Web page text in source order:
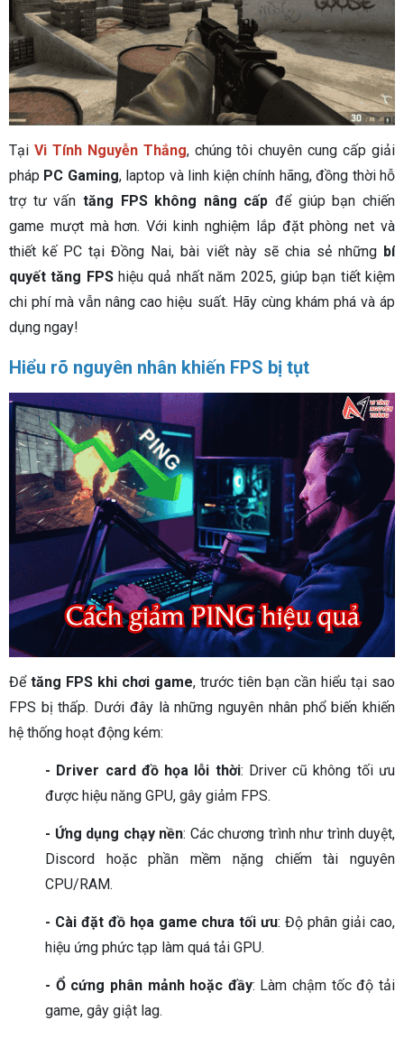
Tại Vi Tính Nguyễn Thắng, chúng tôi chuyên cung cấp giải
pháp PC Gaming, laptop và linh kiện chính hãng, đồng thời hỗ
trợ tư vấn tăng FPS không nâng cấp để giúp bạn chiến
game mượt mà hơn. Với kinh nghiệm lắp đặt phòng net và
thiết kế PC tại Đồng Nai, bài viết này sẽ chia sẻ những bí
quyết tăng FPShiệu quả nhất năm 2025, giúp bạn tiết kiệm
chi phí mà vẫn nâng cao hiệu suất. Hãy cùng khám phá và áp
dụng ngay!
Hiểu rõ nguyên nhân khiến FPS bị tụt
Để tăng FPS khi chơi game, trước tiên bạn cần hiểu tại sao
FPS bị thấp. Dưới đây là những nguyên nhân phổ biến khiến
hệ thống hoạt động kém:
- Driver card đồ họa lỗi thời: Driver cũ không tối ưu
được hiệu năng GPU, gây giảm FPS.
- Ứng dụng chạy nền: Các chương trình như trình duyệt,
Discord hoặc phần mềm nặng chiếm tài nguyên
CPU/RAM.
- Cài đặt đồ họa game chưa tối ưu: Độ phân giải cao,
hiệu ứng phức tạp làm quá tải GPU.
- Ổ cứng phân mảnh hoặc đầy: Làm chậm tốc độ tải
game, gây giật lag.